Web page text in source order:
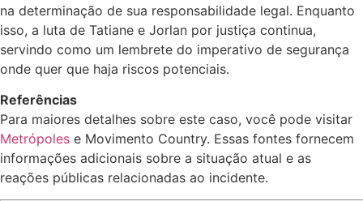
na determinação de sua responsabilidade legal. Enquanto
isso, a luta de Tatiane e Jorlan por justiça continua,
servindo como um lembrete do imperativo de segurança
onde quer que haja riscos potenciais.
Referências
Para maiores detalhes sobre este caso, você pode visitar
Metrópoles e Movimento Country. Essas fontes fornecem
informações adicionais sobre a situação atual e as
reações públicas relacionadas ao incidente.